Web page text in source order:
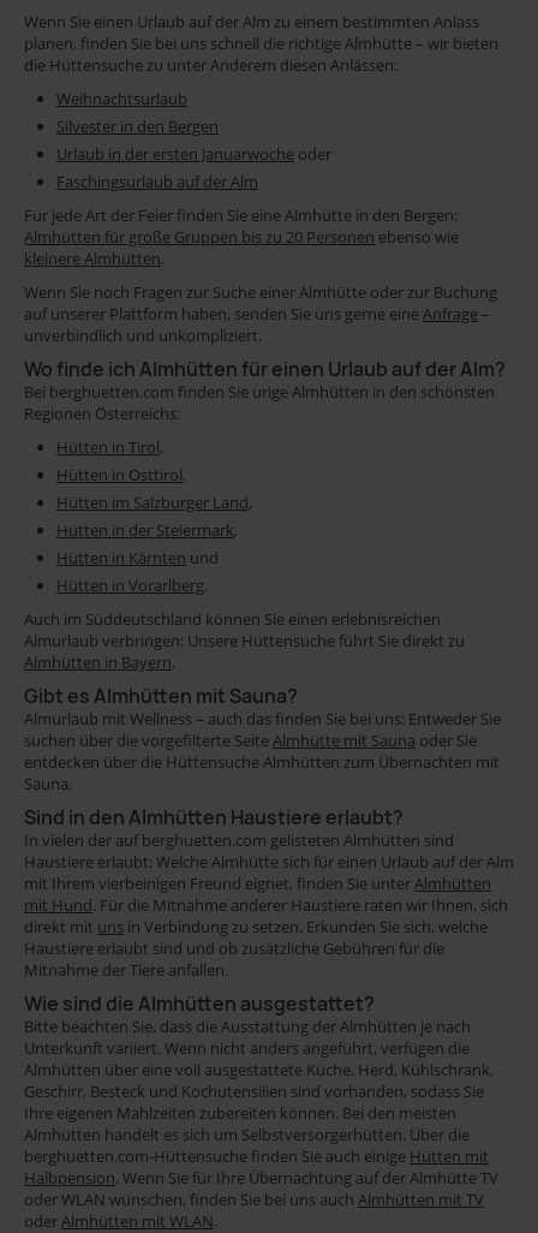
Wenn Sie einen Urlaub auf der Alm zu einem bestimmten Anlass
planen, finden Sie bei uns schnell die richtige Almhütte – wir bieten
die Hüttensuche zu unter Anderem diesen Anlässen:
Weihnachtsurlaub
Silvester in den Bergen
Urlaub in der ersten Januarwoche oder
Faschingsurlaub auf der Alm
Für jede Art der Feier finden Sie eine Almhütte in den Bergen:
Almhütten für große Gruppen bis zu 20 Personen ebenso wie
kleinere Almhütten.
Wenn Sie noch Fragen zur Suche einer Almhütte oder zur Buchung
auf unserer Plattform haben, senden Sie uns gerne eineAnfrage –
unverbindlich und unkompliziert.
Wo finde ich Almhütten für einen Urlaub auf der Alm?
Bei berghuetten.com finden Sie urige Almhütten in den schönsten
Regionen Österreichs:
Hütten in Tirol,
Hütten in Osttirol,
Hütten im Salzburger Land,
Hütten in der Steiermark,
Hütten in Kärnten und
Hütten in Vorarlberg.
Auch im Süddeutschland können Sie einen erlebnisreichen
Almurlaub verbringen: Unsere Hüttensuche führt Sie direkt zu
Almhütten in Bayern.
Gibt es Almhütten mit Sauna?
Almurlaub mit Wellness – auch das finden Sie bei uns: Entweder Sie
suchen über die vorgefilterte SeiteAlmhütte mit Sauna oder Sie
entdecken über die Hüttensuche Almhütten zum Übernachten mit
Sauna.
Sind in den Almhütten Haustiere erlaubt?
In vielen der auf berghuetten.com gelisteten Almhütten sind
Haustiere erlaubt: Welche Almhütte sich für einen Urlaub auf der Alm
mit Ihrem vierbeinigen Freund eignet, finden Sie unterAlmhütten
mit Hund. Für die Mitnahme anderer Haustiere raten wir Ihnen, sich
direkt mit uns in Verbindung zu setzen. Erkunden Sie sich, welche
Haustiere erlaubt sind und ob zusätzliche Gebühren für die
Mitnahme der Tiere anfallen.
Wie sind die Almhütten ausgestattet?
Bitte beachten Sie, dass die Ausstattung der Almhütten je nach
Unterkunft variiert. Wenn nicht anders angeführt, verfügen die
Almhütten über eine voll ausgestattete Küche. Herd, Kühlschrank,
Geschirr, Besteck und Kochutensilien sind vorhanden, sodass Sie
Ihre eigenen Mahlzeiten zubereiten können. Bei den meisten
Almhütten handelt es sich um Selbstversorgerhütten. Über die
berghuetten.com-Hüttensuche finden Sie auch einige Hütten mit
Halbpension. Wenn Sie für Ihre Übernachtung auf der Almhütte TV
oder WLAN wünschen, finden Sie bei uns auch Almhütten mit TV
oderAlmhütten mit WLAN.